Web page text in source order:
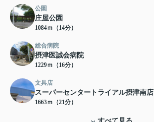
公園
庄屋公園
1084ｍ（14分）
総合病院
摂津医誠会病院
1229ｍ（16分）
文具店
スーパーセンタートライアル摂津南店
1663ｍ（21分）